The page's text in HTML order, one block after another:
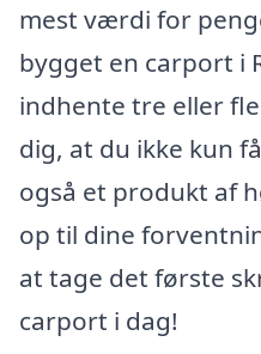
mest værdi for
bygget en carport i
indhente tre eller
dig, at du ikke kun
også et produkt af
op til dine
at tage det første
carport i dag!